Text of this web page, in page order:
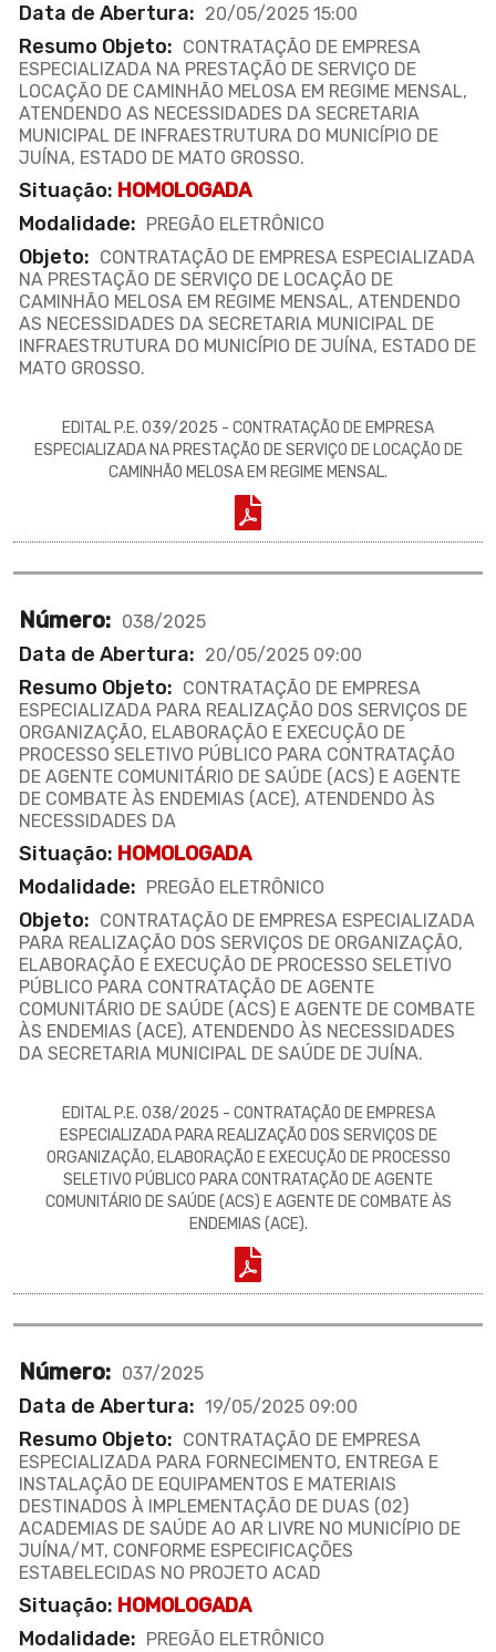
Data de Abertura: 20/05/2025 15:00
Resumo Objeto: CONTRATAÇÃO DE EMPRESA
ESPECIALIZADA NA PRESTAÇÃO DE SERVIÇO DE
LOCAÇÃO DE CAMINHÃO MELOSA EM REGIME MENSAL,
ATENDENDO AS NECESSIDADES DA SECRETARIA
MUNICIPAL DE INFRAESTRUTURA DO MUNICÍPIO DE
JUÍNA, ESTADO DE MATO GROSSO.
Situação: HOMOLOGADA
Modalidade: PREGÃO ELETRÔNICO
Objeto: CONTRATAÇÃO DE EMPRESA ESPECIALIZADA
NA PRESTAÇÃO DE SERVIÇO DE LOCAÇÃO DE
CAMINHÃO MELOSA EM REGIME MENSAL, ATENDENDO
AS NECESSIDADES DA SECRETARIA MUNICIPAL DE
INFRAESTRUTURA DO MUNICÍPIO DE JUÍNA, ESTADO DE
MATO GROSSO.
EDITAL P.E. 039/2025 - CONTRATAÇÃO DE EMPRESA
ESPECIALIZADA NA PRESTAÇÃO DE SERVIÇO DE LOCAÇÃO DE
CAMINHÃO MELOSA EM REGIME MENSAL.
Número: 038/2025
Data de Abertura: 20/05/2025 09:00
Resumo Objeto: CONTRATAÇÃO DE EMPRESA
ESPECIALIZADA PARA REALIZAÇÃO DOS SERVIÇOS DE
ORGANIZAÇÃO, ELABORAÇÃO E EXECUÇÃO DE
PROCESSO SELETIVO PÚBLICO PARA CONTRATAÇÃO
DE AGENTE COMUNITÁRIO DE SAÚDE (ACS) E AGENTE
DE COMBATE ÀS ENDEMIAS (ACE), ATENDENDO ÀS
NECESSIDADES DA
Situação: HOMOLOGADA
Modalidade: PREGÃO ELETRÔNICO
Objeto: CONTRATAÇÃO DE EMPRESA ESPECIALIZADA
PARA REALIZAÇÃO DOS SERVIÇOS DE ORGANIZAÇÃO,
ELABORAÇÃO E EXECUÇÃO DE PROCESSO SELETIVO
PÚBLICO PARA CONTRATAÇÃO DE AGENTE
COMUNITÁRIO DE SAÚDE (ACS) E AGENTE DE COMBATE
ÀS ENDEMIAS (ACE), ATENDENDO ÀS NECESSIDADES
DA SECRETARIA MUNICIPAL DE SAÚDE DE JUÍNA.
EDITAL P.E. 038/2025 - CONTRATAÇÃO DE EMPRESA
ESPECIALIZADA PARA REALIZAÇÃO DOS SERVIÇOS DE
ORGANIZAÇÃO, ELABORAÇÃO E EXECUÇÃO DE PROCESSO
SELETIVO PÚBLICO PARA CONTRATAÇÃO DE AGENTE
COMUNITÁRIO DE SAÚDE (ACS) E AGENTE DE COMBATE ÀS
ENDEMIAS (ACE).
Número: 037/2025
Data de Abertura: 19/05/2025 09:00
Resumo Objeto: CONTRATAÇÃO DE EMPRESA
ESPECIALIZADA PARA FORNECIMENTO, ENTREGA E
INSTALAÇÃO DE EQUIPAMENTOS E MATERIAIS
DESTINADOS À IMPLEMENTAÇÃO DE DUAS (02)
ACADEMIAS DE SAÚDE AO AR LIVRE NO MUNICÍPIO DE
JUÍNA/MT, CONFORME ESPECIFICAÇÕES
ESTABELECIDAS NO PROJETO ACAD
Situação: HOMOLOGADA
Modalidade: PREGÃO ELETRÔNICO